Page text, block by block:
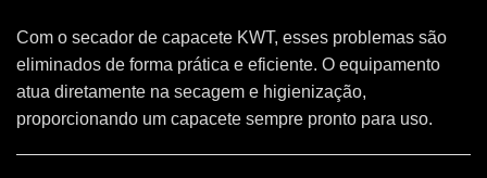
Com o secador de capacete KWT, esses problemas são
eliminados de forma prática e eficiente. O equipamento
atua diretamente na secagem e higienização,
proporcionando um capacete sempre pronto para uso.